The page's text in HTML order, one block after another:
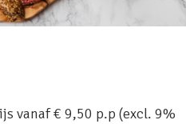
vanaf € 9,50 p.p (excl. 9%